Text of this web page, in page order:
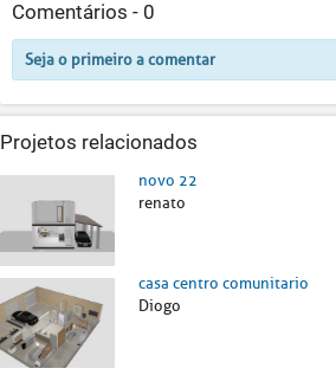
Comentários - 0
Seja o primeiro a comentar
Projetos relacionados
novo 22
renato
casa centro comunitario
Diogo